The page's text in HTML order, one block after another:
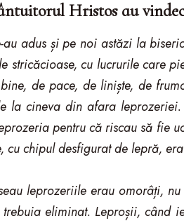
Hristos au
au adus și pe noi astăzi la
stricăcioase, cu lucrurile care
de pace, de liniște, de
la cineva din afara
pentru că riscau să fie
cu chipul desfigurat de lepră,
leprozeriile erau omorâți,
eliminat. Leproșii, când